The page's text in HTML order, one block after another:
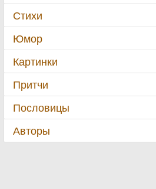
Стихи
Юмор
Картинки
Притчи
Пословицы
Авторы